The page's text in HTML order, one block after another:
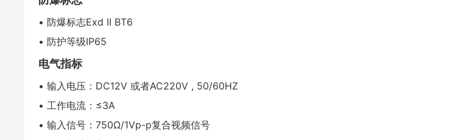
• 防爆标志Exd II BT6
• 防护等级IP65
电气指标
• 输入电压：DC12V 或者AC220V , 50/60HZ
• 工作电流：≤3A
• 输入信号：750Ω/1Vp-p复合视频信号